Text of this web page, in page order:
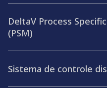
DeltaV Process
(PSM)
Sistema de controle